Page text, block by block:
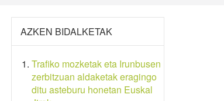
AZKEN BIDALKETAK
Trafiko mozketak eta Irunbusen
zerbitzuan aldaketak eragingo
ditu asteburu honetan Euskal